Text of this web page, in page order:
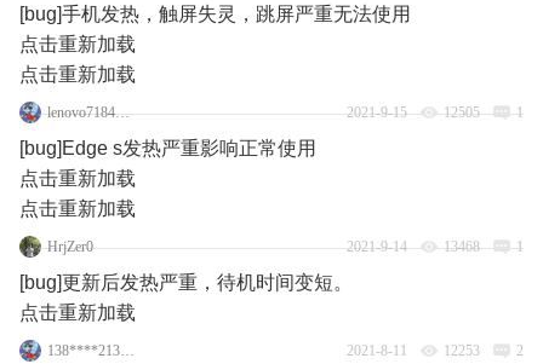
[bug]手机发热，触屏失灵，跳屏严重无法使用
点击重新加载
点击重新加载
lenovo71840060 2021-9-15 12505 1
[bug]Edge s发热严重影响正常使用
点击重新加载
点击重新加载
HrjZer0 2021-9-14 13468 1
[bug]更新后发热严重，待机时间变短。
点击重新加载
138****2131_20 2021-8-11 12253 2